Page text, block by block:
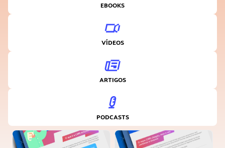
EBOOKS
VÍDEOS
ARTIGOS
PODCASTS